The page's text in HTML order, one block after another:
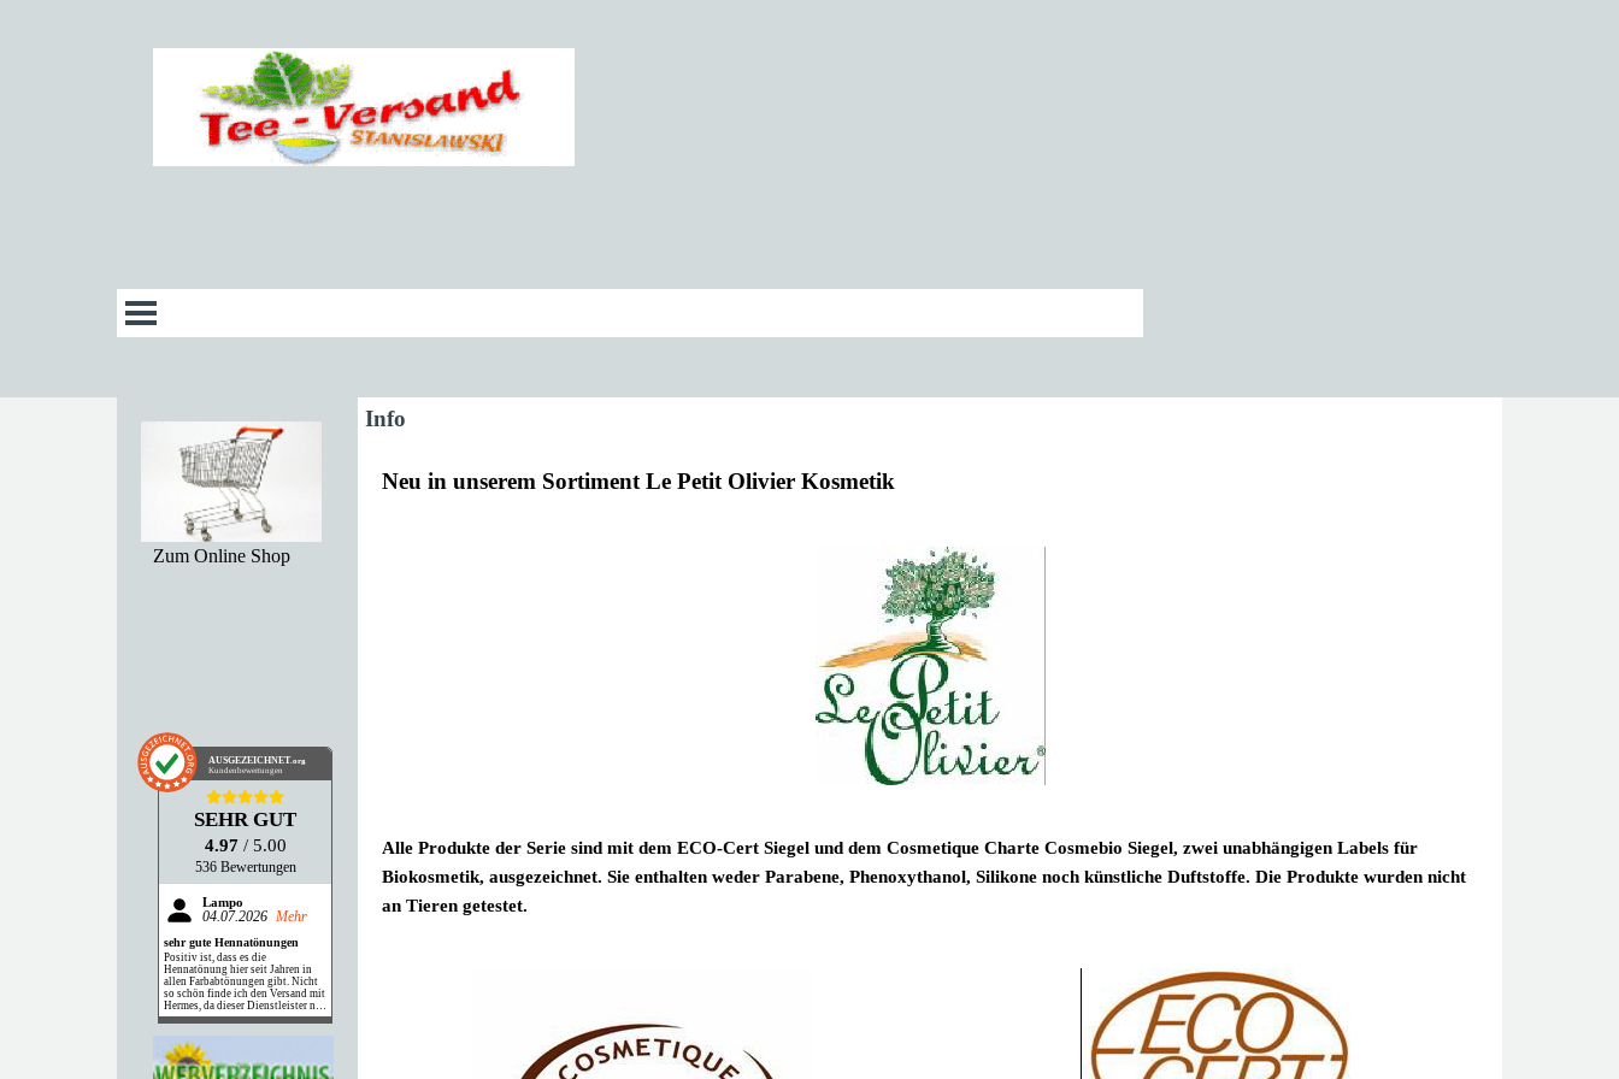
Zum Online Shop
AUSGEZEICHNET.org
Kundenbewertungen
SEHR GUT
4.97 / 5.00
536 Bewertungen
Lampo
04.07.2026 Mehr
sehr gute Hennatönungen
Positiv ist, dass es die
Hennatönung hier seit Jahren in
allen Farbabtönungen gibt. Nicht
so schön finde ich den Versand mit
Hermes, da dieser Dienstleister nie
klingelt, sondern das Paket einfach
Info
Neu in unserem Sortiment Le Petit Olivier Kosmetik
Alle Produkte der Serie sind mit dem ECO-Cert Siegel und dem Cosmetique Charte Cosmebio Siegel, zwei unabhängigen Labels für
Biokosmetik, ausgezeichnet. Sie enthalten weder Parabene, Phenoxythanol, Silikone noch künstliche Duftstoffe. Die Produkte wurden nicht
an Tieren getestet.